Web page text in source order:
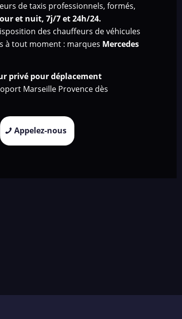
de taxis professionnels, formés,
et nuit, 7j/7 et 24h/24.
des chauffeurs de véhicules
à tout moment : marques Mercedes
privé pour déplacement
Marseille Provence dès
Appelez-nous